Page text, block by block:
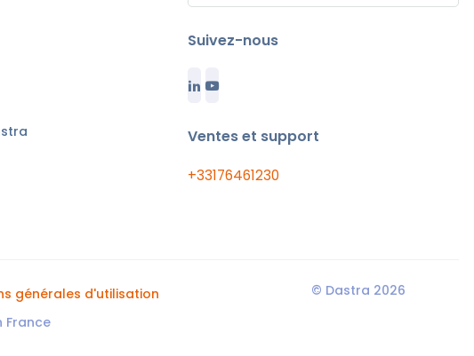
Suivez-nous
Ventes et support
+33176461230
générales d'utilisation
© Dastra 2026
France